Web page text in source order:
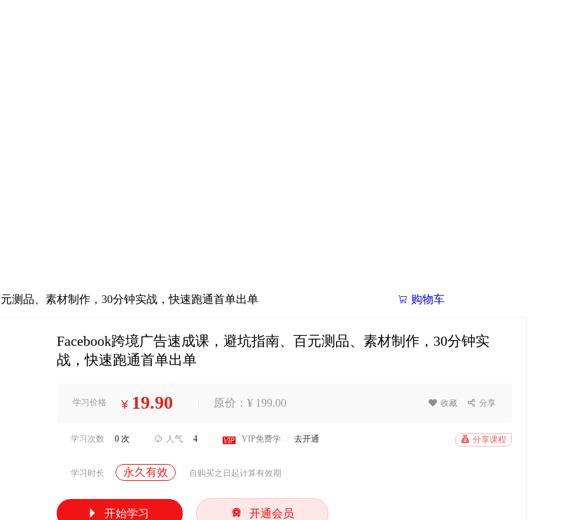
 购物车
测品、素材制作，30分钟实战，快速跑通首单出单
Facebook跨境广告速成课，避坑指南、百元测品、素材制作，30分钟实
战，快速跑通首单出单
学习价格 ¥ 19.90 原价：¥ 199.00  收藏  分享
学习次数 0 次  人气 4  VIP免费学 去开通  分享课程
学习时长 永久有效 自购买之日起计算有效期
 开始学习  开通会员